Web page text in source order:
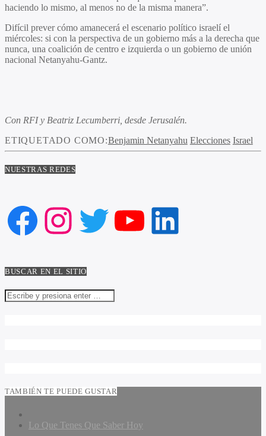
haciendo lo mismo, al menos no de la misma manera”.
Difícil prever cómo amanecerá el escenario político israelí el
miércoles: si con la perspectiva de un gobierno más a la derecha que
nunca, una coalición de centro e izquierda o un gobierno de unión
nacional Netanyahu-Gantz.
Con RFI y Beatriz Lecumberri, desde Jerusalén.
ETIQUETADO COMO:Benjamin Netanyahu Elecciones Israel
NUESTRAS REDES
Facebook
Instagram
Twitter
YouTube
LinkedIn
BUSCAR EN EL SITIO
TAMBIÉN TE PUEDE GUSTAR
Lo Que Tenes Que Saber Hoy